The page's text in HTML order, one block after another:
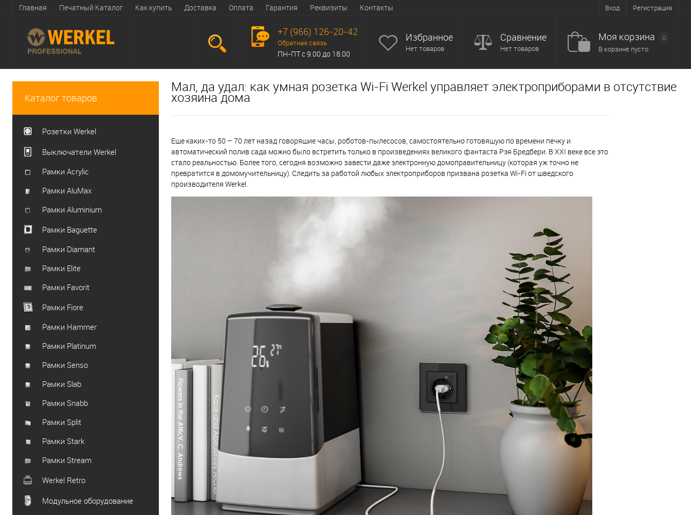
Вход Регистрация
Главная Печатный Каталог Как купить Доставка Оплата Гарантия Реквизиты Контакты
+7 (966) 126-20-42
Обратная связь
ПН-ПТ с 9.00 до 18.00
Избранное
Нет товаров
Сравнение
Нет товаров
Моя корзина
0
В корзине пусто
Каталог товаров
Розетки Werkel
Выключатели Werkel
Рамки Acrylic
Рамки AluMax
Рамки Aluminium
Рамки Baguette
Рамки Diamant
Рамки Elite
Рамки Favorit
Рамки Fiore
Рамки Hammer
Рамки Platinum
Рамки Senso
Рамки Slab
Рамки Snabb
Рамки Split
Рамки Stark
Рамки Stream
Werkel Retro
Модульное оборудование
Мал, да удал: как умная розетка Wi-Fi Werkel управляет электроприборами в отсутствие
хозяина дома
Еще каких-то 50 – 70 лет назад говорящие часы, роботов-пылесосов, самостоятельно готовящую по времени печку и
автоматический полив сада можно было встретить только в произведениях великого фантаста Рэя Бредбери. В XXI веке все это
стало реальностью. Более того, сегодня возможно завести даже электронную домоправительницу (которая уж точно не
превратится в домомучительницу). Следить за работой любых электроприборов призвана розетка Wi-Fi от шведского
производителя Werkel.